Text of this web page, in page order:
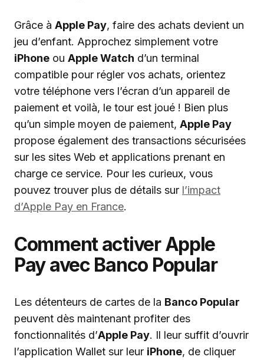
Grâce à Apple Pay, faire des achats devient un
jeu d’enfant. Approchez simplement votre
iPhone ou Apple Watch d’un terminal
compatible pour régler vos achats, orientez
votre téléphone vers l’écran d’un appareil de
paiement et voilà, le tour est joué ! Bien plus
qu’un simple moyen de paiement, Apple Pay
propose également des transactions sécurisées
sur les sites Web et applications prenant en
charge ce service. Pour les curieux, vous
pouvez trouver plus de détails sur l’impact
d’Apple Pay en France.
Comment activer Apple
Pay avec Banco Popular
Les détenteurs de cartes de la Banco Popular
peuvent dès maintenant profiter des
fonctionnalités d’Apple Pay. Il leur suffit d’ouvrir
l’application Wallet sur leur iPhone, de cliquer